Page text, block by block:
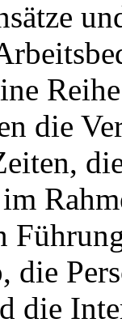
die
die
die